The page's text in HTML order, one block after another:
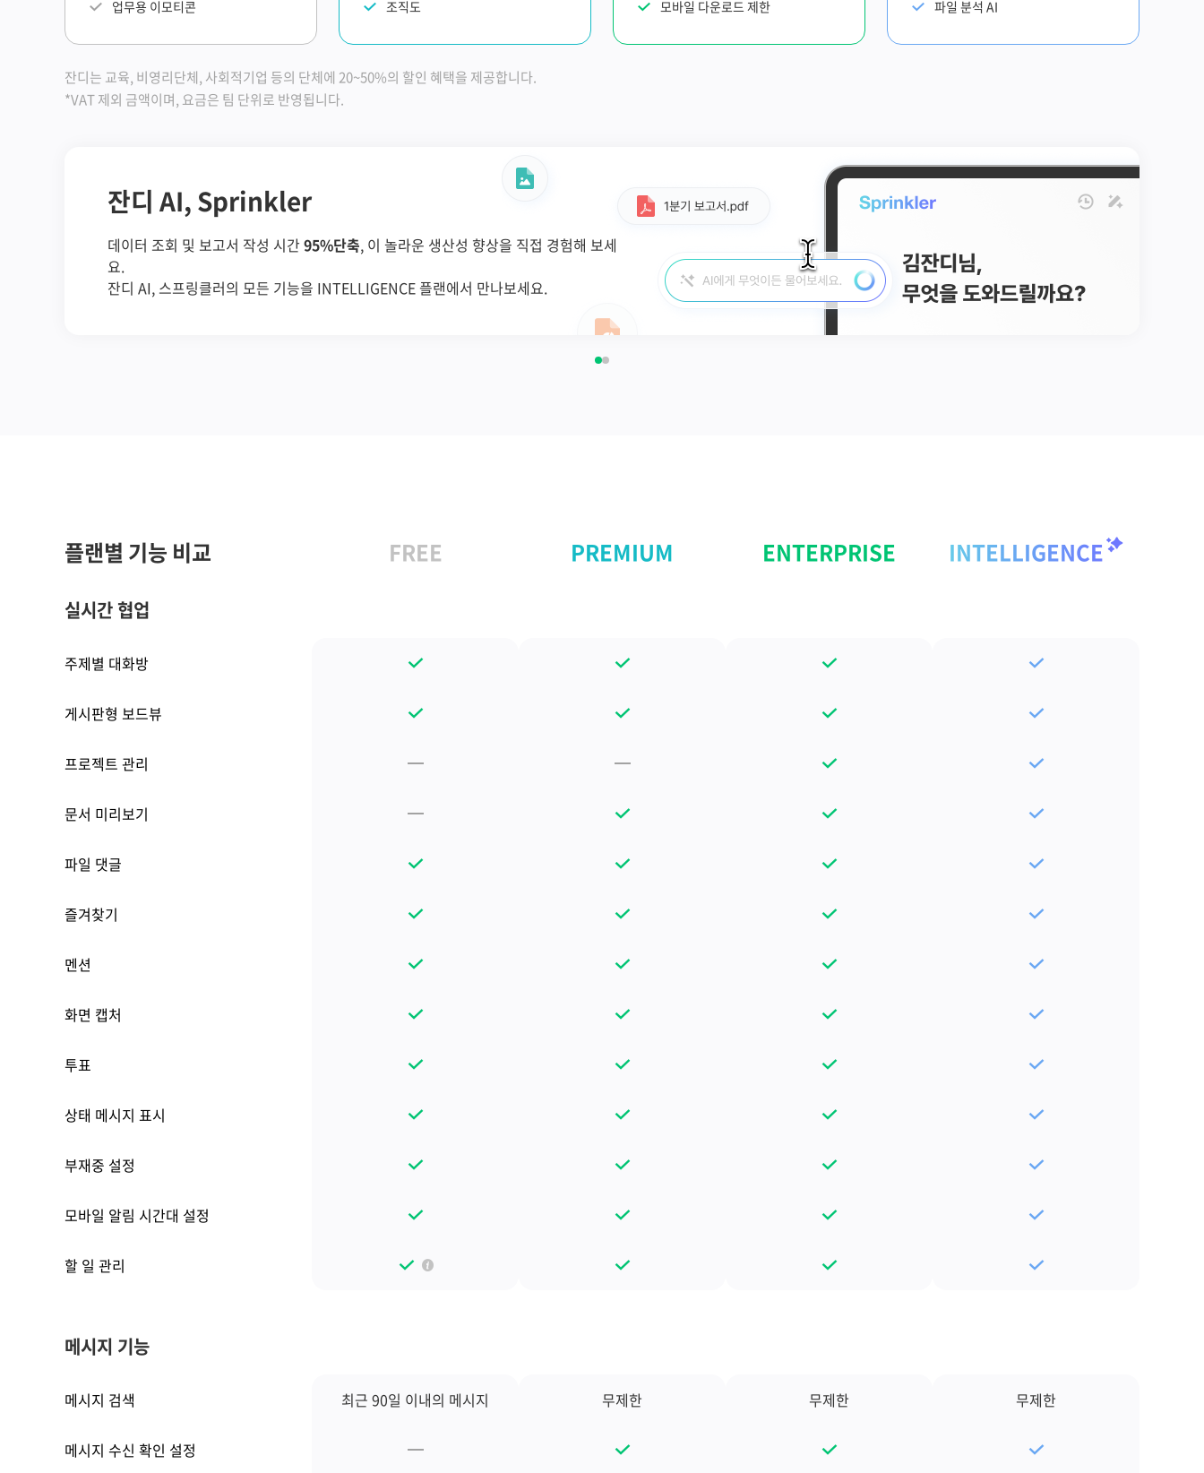
업무용 이모티콘
조직도
모바일 다운로드 제한
파일 분석 AI
잔디는 교육, 비영리단체, 사회적기업 등의 단체에 20~50%의 할인 혜택을 제공합니다.
*VAT 제외 금액이며, 요금은 팀 단위로 반영됩니다.
잔디 프로젝트
프로젝트 관리 기능을 통해 업무를 체계적으로 조직하고 팀 간협업을 원활 하게 진행함
으로써 목표를 보다 신속하고 정확하게 달성할 수 있습니다. 잔디의 프로젝트 관리 기능
은 엔터프라이즈 플랜부터 무료로 제공합니다.
플랜별 기능 비교 FREE PREMIUM ENTERPRISE INTELLIGENCE
실시간 협업
주제별 대화방
게시판형 보드뷰
프로젝트 관리
문서 미리보기
파일 댓글
즐겨찾기
멘션
화면 캡처
투표
상태 메시지 표시
부재중 설정
모바일 알림 시간대 설정
할 일 관리
메시지 기능
메시지 검색 최근 90일 이내의 메시지 무제한 무제한 무제한
메시지 수신 확인 설정